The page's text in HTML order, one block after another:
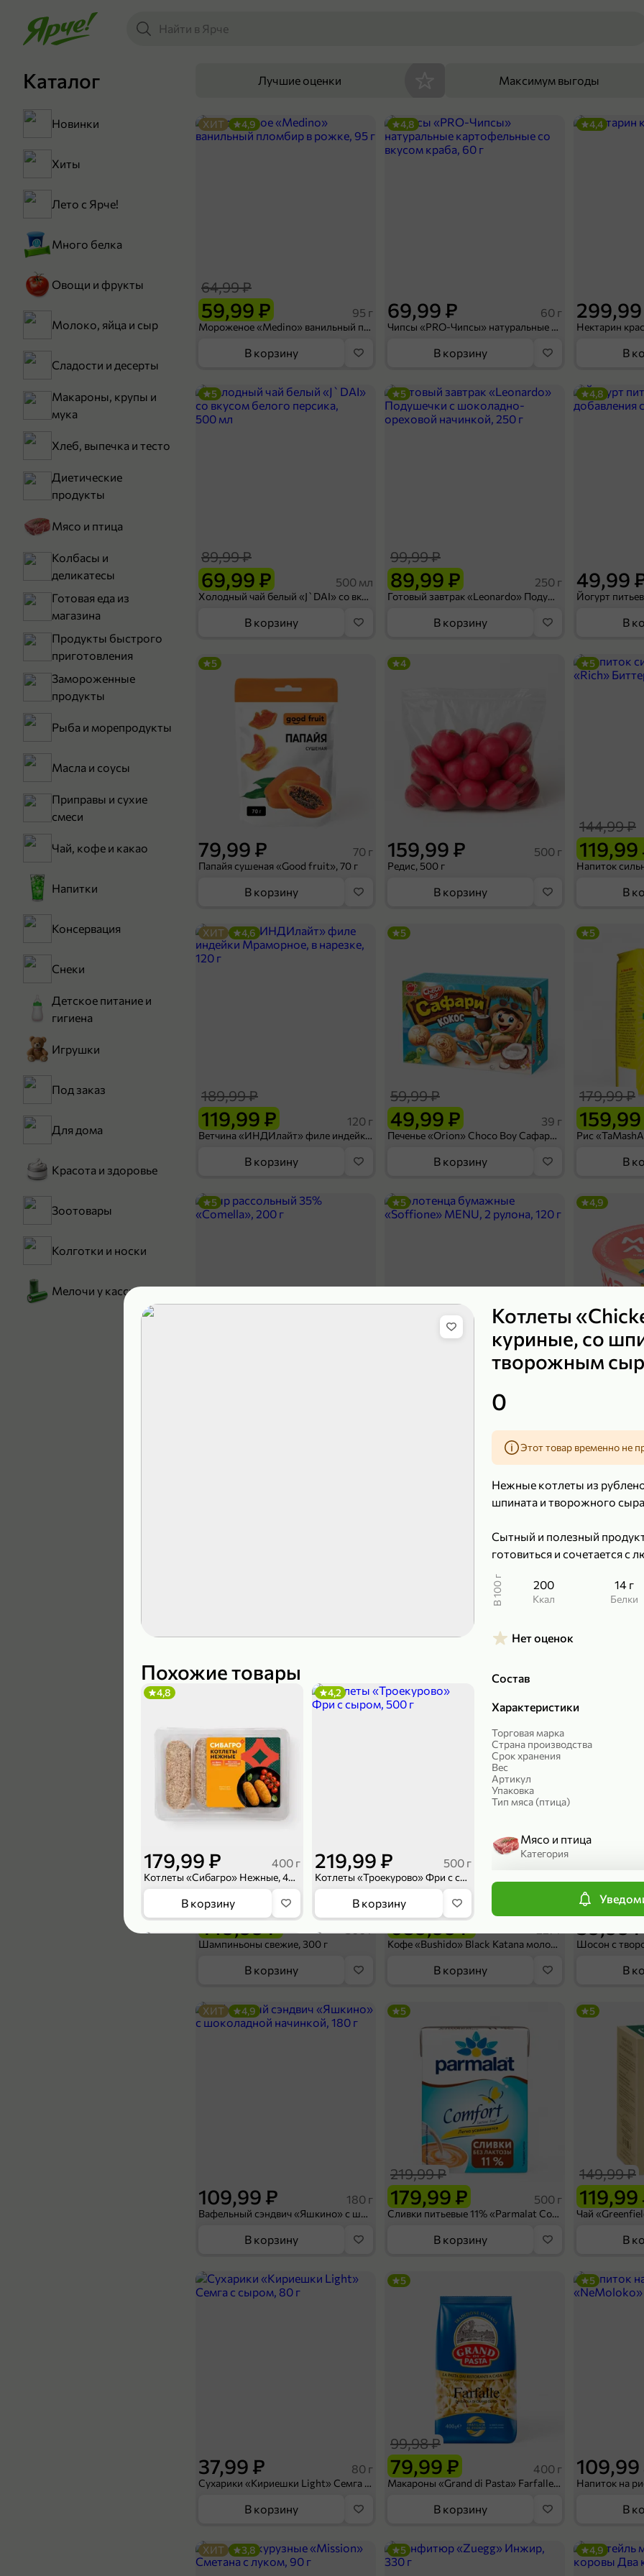
Похожие товары
179,99 ₽ 400 г
Котлеты «Сибагро» Нежные, 400 г
4,8
В корзину
219,99 ₽ 500 г
Котлеты «Троекурово» Фри с сыром, 500 г
4,2
В корзину
300 г
Чевапчичи «Инди» из индейки, 300 г
1 кг
Тушка утенка «Улыбино» в ореховом маринаде, 2,5 - 3,6кг
Котлеты
куриные, со
творожным
0
Этот товар временно не
Нежные котлеты из
шпината и творожного
Сытный и полезный
готовиться и сочетается с
В 100 г 200
ккал
14 г
Белки
Нет оценок
Состав
Характеристики
Торговая марка
Страна производства
Срок хранения
Вес
Артикул
Упаковка
Тип мяса (птица)
Мясо и птица
Категория
Птица
Подкатегория
Каталог
Новинки
Хиты
Лето с Ярче!
Много белка
Овощи и фрукты
Молоко, яйца и сыр
Сладости и десерты
Макароны, крупы и
мука
Хлеб, выпечка и тесто
Диетические
продукты
Мясо и птица
Колбасы и
деликатесы
Готовая еда из
магазина
Продукты быстрого
приготовления
Замороженные
продукты
Рыба и морепродукты
Масла и соусы
Приправы и сухие
смеси
Чай, кофе и какао
Напитки
Консервация
Снеки
Детское питание и
гигиена
Игрушки
Под заказ
Для дома
Красота и здоровье
Зоотовары
Колготки и носки
Мелочи у кассы
Лучшие оценки Максимум выгоды
59,99 ₽
64,99 ₽
95 г
Мороженое «Medino» ванильный пломбир в рожке, 95 г
ХИТ 4,9
В корзину
69,99 ₽ 60 г
Чипсы «PRO-Чипсы» натуральные картофельные со вкусом краба, 60 г
4,8
В корзину
Нектарин
4,4
В
69,99 ₽
89,99 ₽
500 мл
Холодный чай белый «J`DAI» со вкусом белого персика, 500 мл
5
В корзину
89,99 ₽
99,99 ₽
250 г
Готовый завтрак «Leonardo» Подушечки с шоколадно-ореховой начинкой, 250 г
5
В корзину
49,99
4,8
В
79,99 ₽ 70 г
Папайя сушеная «Good fruit», 70 г
5
В корзину
159,99 ₽ 500 г
Редис, 500 г
4
В корзину
119,99
144,99 ₽
5
В
119,99 ₽
189,99 ₽
120 г
Ветчина «ИНДИлайт» филе индейки Мраморное, в нарезке, 120 г
ХИТ 4,6
В корзину
49,99 ₽
59,99 ₽
39 г
Печенье «Orion» Choco Boy Сафари кокос, 39 г
5
В корзину
179,99 ₽
5
В
5 5 4,9
В
189,99 ₽ 299,99 ₽
Манго «Good fruit» резаное, 300 г
В корзину
149,99 ₽
169,99 ₽
Шампиньоны свежие, 300 г
4,6
В корзину
689,99 ₽
839,99 ₽
Кофе «Bushido» Black Katana молотый, 227 г
В корзину
59,99
ХИТ
В
109,99 ₽ 180 г
Вафельный сэндвич «Яшкино» с шоколадной начинкой, 180 г
ХИТ 4,9
В корзину
179,99 ₽
219,99 ₽
500 г
Сливки питьевые 11% «Parmalat Comfort» безлактозные, 500 г
5
В корзину
119,99
149,99 ₽
5
В
37,99 ₽ 80 г
Сухарики «Кириешки Light» Семга с сыром, 80 г
В корзину
79,99 ₽
99,98 ₽
400 г
Макароны «Grand di Pasta» Farfalle, 400 г
5
В корзину
109,99
5
В
ХИТ 3,8 5 4,9